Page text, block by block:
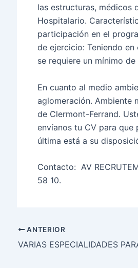
las estructuras, médicos
Hospitalario.
participación en el
de ejercicio: Teniendo
se requiere un mínimo
En cuanto al medio
aglomeración. Ambiente
de Clermont-Ferrand.
envíanos tu CV para
última está a su
Contacto: AV
58 10.
ANTERIOR